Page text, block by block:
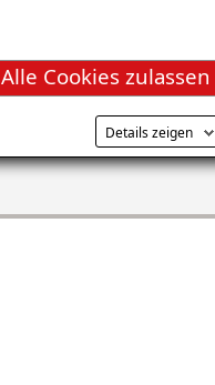
Alle Cookies zulassen
Details zeigen
Balkon